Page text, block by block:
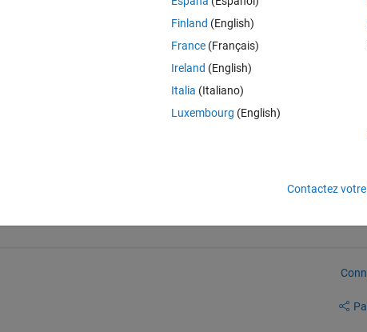
function, I get:
==> corrcoef at 73 The lengths of X and Y must match.
A) = 62 after removing the NaN's it became 60
a zscored data of another variable, so the NaN's have already
B is at 61.
me to get the corrcoef? If so, how?
I've tried Googling for a solution but can't find anything that helps.
commenter.
Finland (English)
France (Français)
Ireland (English)
Italia (Italiano)
Luxembourg (English)
Contactez votre